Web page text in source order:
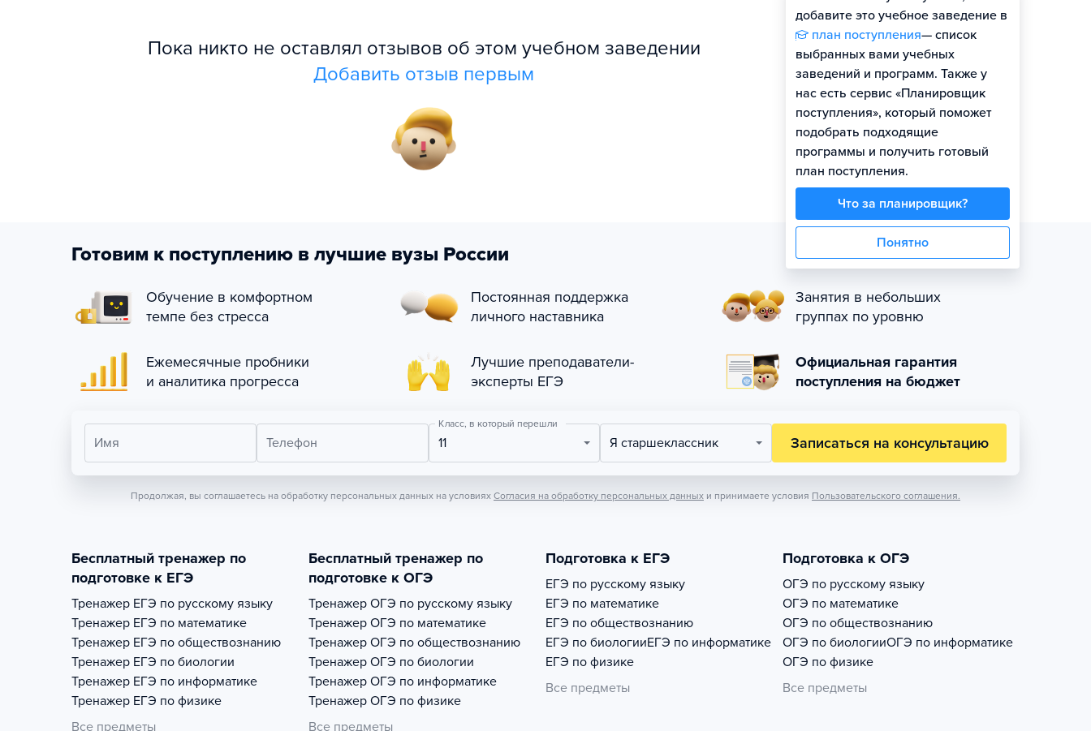
Пока никто не оставлял отзывов об этом учебном заведении
Добавить отзыв первым
добавите это учебное заведение в
план поступления— список
выбранных вами учебных
заведений и программ. Также у
нас есть сервис «Планировщик
поступления», который поможет
подобрать подходящие
программы и получить готовый
план поступления.
Что за планировщик?
Понятно
Готовим к поступлению в лучшие вузы России
Обучение в комфортном
темпе без стресса
Постоянная поддержка
личного наставника
Занятия в небольших
группах по уровню
Ежемесячные пробники
и аналитика прогресса
Лучшие преподаватели-
эксперты ЕГЭ
Официальная гарантия
поступления на бюджет
Имя Телефон
Класс, в который перешли
11 Я старшеклассник Записаться на консультацию
Продолжая, вы соглашаетесь на обработку персональных данных на условиях Согласия на обработку персональных данных и принимаете условия Пользовательского соглашения.
Бесплатный тренажер по
подготовке к ЕГЭ
Тренажер ЕГЭ по русскому языку
Тренажер ЕГЭ по математике
Тренажер ЕГЭ по обществознанию
Тренажер ЕГЭ по биологии
Тренажер ЕГЭ по информатике
Тренажер ЕГЭ по физике
Все предметы
Бесплатный тренажер по
подготовке к ОГЭ
Тренажер ОГЭ по русскому языку
Тренажер ОГЭ по математике
Тренажер ОГЭ по обществознанию
Тренажер ОГЭ по биологии
Тренажер ОГЭ по информатике
Тренажер ОГЭ по физике
Все предметы
Подготовка к ЕГЭ
ЕГЭ по русскому языку
ЕГЭ по математике
ЕГЭ по обществознанию
ЕГЭ по биологииЕГЭ по информатике
ЕГЭ по физике
Все предметы
Подготовка к ОГЭ
ОГЭ по русскому языку
ОГЭ по математике
ОГЭ по обществознанию
ОГЭ по биологииОГЭ по информатике
ОГЭ по физике
Все предметы